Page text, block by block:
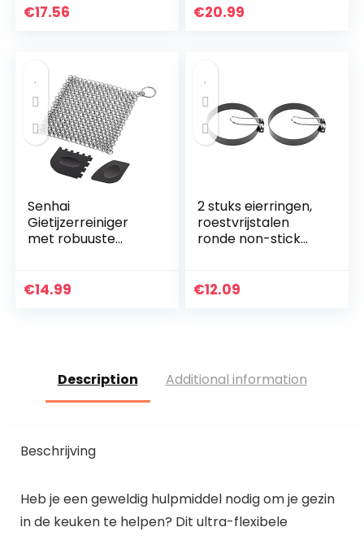
voor vaatwasser,
€17.56
Ideaal voor
€20.99
Senhai
Gietijzerreiniger
met robuuste
17,8 cm,
€14.99
2 stuks eierringen,
roestvrijstalen
ronde non-stick
Mcmuffins
€12.09
Description Additional information
Beschrijving
Heb je een geweldig hulpmiddel nodig om je gezin
in de keuken te helpen? Dit ultra-flexibele